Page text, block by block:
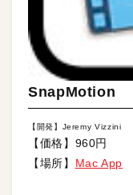
SnapMotion
【開発】Jeremy Vizzini
【価格】960円
【場所】 Mac App